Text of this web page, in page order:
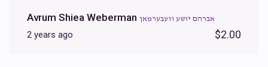
Avrum Shiea Weberman אברהם יושע וועבערמאן
2 years ago $2.00